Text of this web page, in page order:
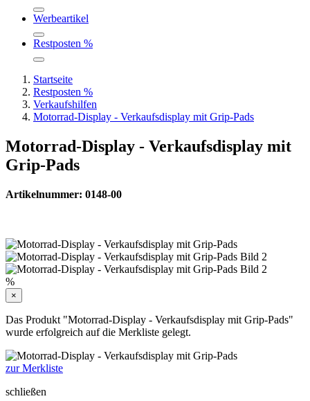
Werbeartikel
Restposten %
Startseite
Restposten %
Verkaufshilfen
Motorrad-Display - Verkaufsdisplay mit Grip-Pads
Motorrad-Display - Verkaufsdisplay mit
Grip-Pads
Artikelnummer: 0148-00
%
×
Das Produkt "Motorrad-Display - Verkaufsdisplay mit Grip-Pads"
wurde erfolgreich auf die Merkliste gelegt.
zur Merkliste
schließen